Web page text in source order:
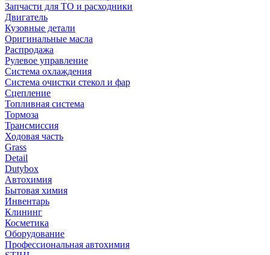
Запчасти для ТО и расходники
Двигатель
Кузовные детали
Оригинальные масла
Распродажа
Рулевое управление
Система охлаждения
Система очистки стекол и фар
Сцепление
Топливная система
Тормоза
Трансмиссия
Ходовая часть
Grass
Detail
Dutybox
Автохимия
Бытовая химия
Инвентарь
Клининг
Косметика
Оборудование
Профессиональная автохимия